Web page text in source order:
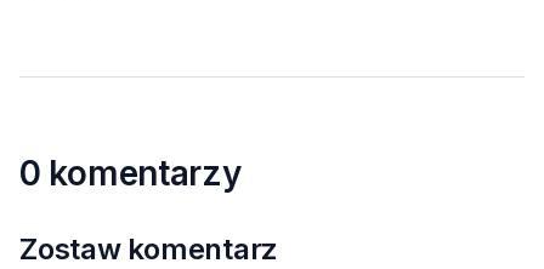
0 komentarzy
Zostaw komentarz